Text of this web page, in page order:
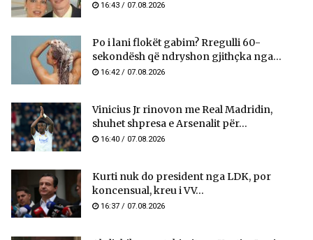
16:43 / 07.08.2026
Po i lani flokët gabim? Rregulli 60-
sekondësh që ndryshon gjithçka nga...
16:42 / 07.08.2026
Vinicius Jr rinovon me Real Madridin,
shuhet shpresa e Arsenalit për...
16:40 / 07.08.2026
Kurti nuk do president nga LDK, por
koncensual, kreu i VV...
16:37 / 07.08.2026